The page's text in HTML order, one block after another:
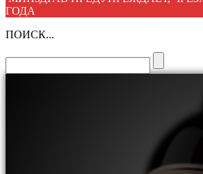
ГОДА
ПОИСК...